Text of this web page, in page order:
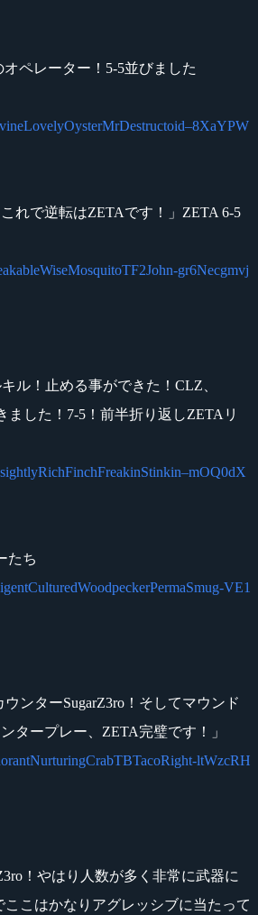
ペレーター！5-5並びました
れで逆転はZETAです！」ZETA 6-5
gr6Necgmvj
ル！止める事ができた！CLZ、
ました！7-5！前半折り返しZETAリ
たち
VE1
ンターSugarZ3ro！そしてマウンド
タープレー、ZETA完璧です！」
ltWzcRH
！やはり人数が多く非常に武器に
ここはかなりアグレッシブに当たって